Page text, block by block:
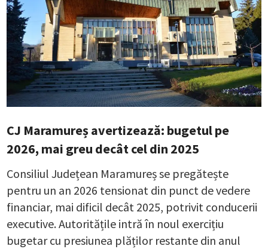
CJ Maramureș avertizează: bugetul pe
2026, mai greu decât cel din 2025
Consiliul Județean Maramureș se pregătește
pentru un an 2026 tensionat din punct de vedere
financiar, mai dificil decât 2025, potrivit conducerii
executive. Autoritățile intră în noul exercițiu
bugetar cu presiunea plăților restante din anul